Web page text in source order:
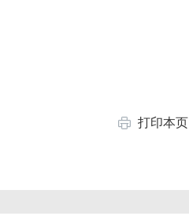
打印本页